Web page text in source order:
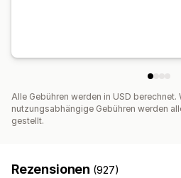
Alle Gebühren werden in USD berechnet.
nutzungsabhängige Gebühren werden
gestellt.
Rezensionen (927)